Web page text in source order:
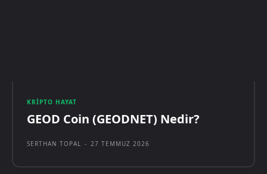
KRIPTO HAYAT
GEOD Coin (GEODNET) Nedir?
SERTHAN TOPAL - 27 TEMMUZ 2026